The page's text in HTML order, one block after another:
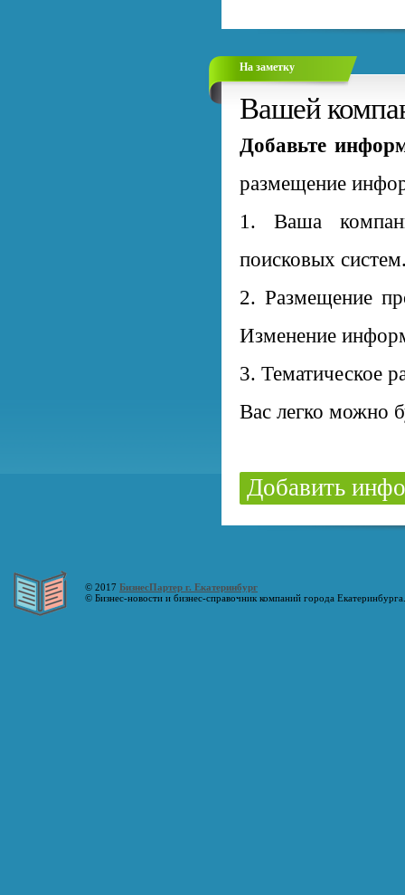
На заметку
Вашей
Добавьте
размещение
1. Ваша
поисковых
2. Размещение
Изменение
3. Тематическое
Вас легко можно
Добавить
© 2017 БизнесПартер г. Екатеринбург
© Бизнес-новости и бизнес-справочник компаний города